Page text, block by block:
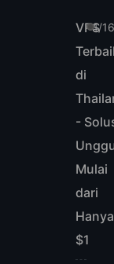
4/
VPS
di
-
Mulai
dari
Hanya
$1